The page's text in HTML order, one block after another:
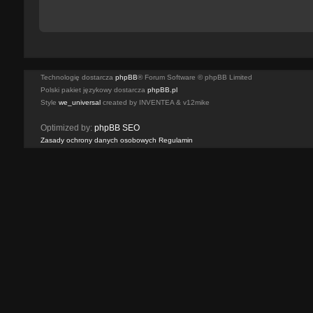
Technologię dostarcza phpBB® Forum Software © phpBB Limited
Polski pakiet językowy dostarcza phpBB.pl
Style we_universalcreated by INVENTEA & v12mike
Optimized by: phpBB SEO
Zasady ochrony danych osobowych Regulamin